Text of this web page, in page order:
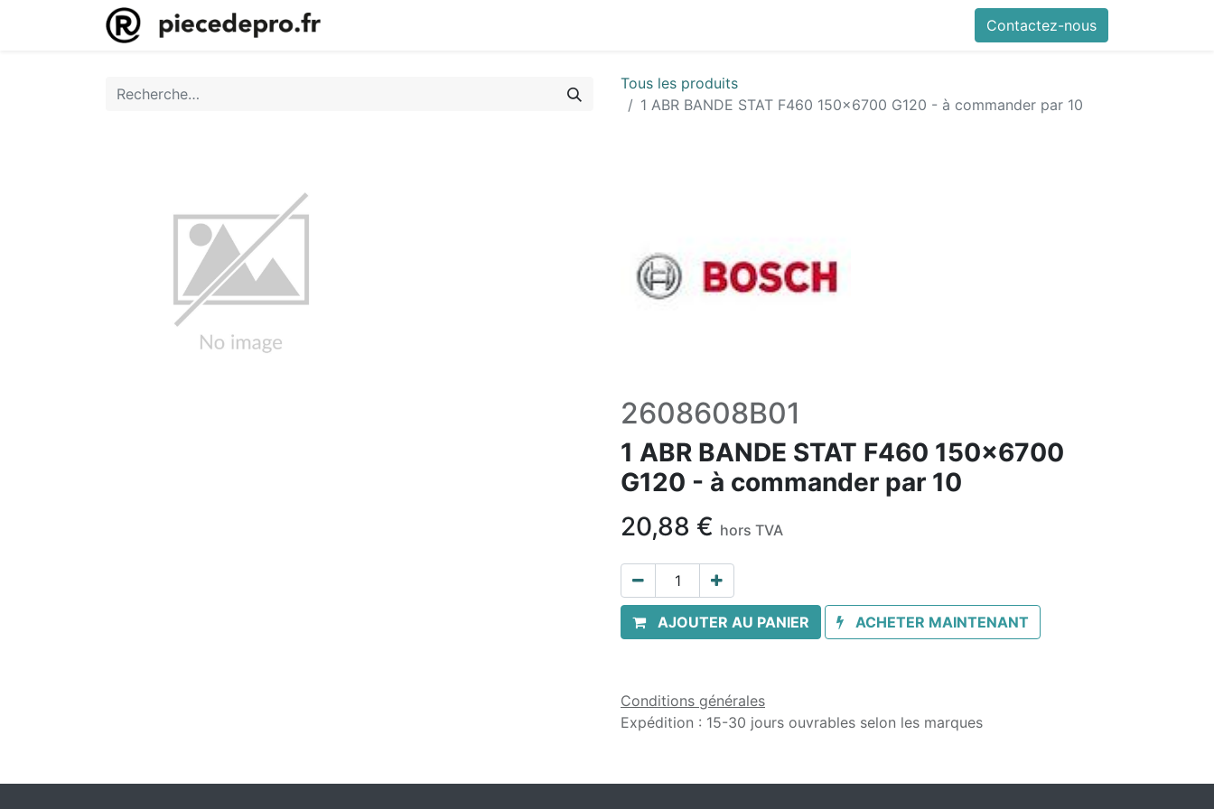
Autodiag en vidéo Mes commandes
Contactez-nous
Tous les produits
1 ABR BANDE STAT F460 150x6700 G120 - à commander par 10
2608608B01
1 ABR BANDE STAT F460 150x6700
G120 - à commander par 10
20,88 € hors TVA
AJOUTER AU PANIER ACHETER MAINTENANT
Conditions générales
Expédition : 15-30 jours ouvrables selon les marques